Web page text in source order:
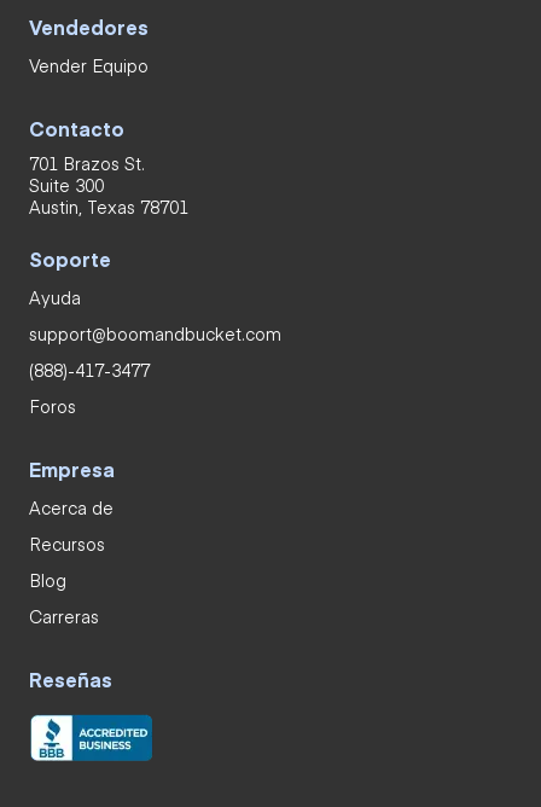
Vendedores
Vender Equipo
Contacto
701 Brazos St.
Suite 300
Austin, Texas 78701
Soporte
Ayuda
support@boomandbucket.com
(888)-417-3477
Foros
Empresa
Acerca de
Recursos
Blog
Carreras
Reseñas